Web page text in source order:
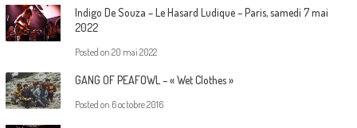
Indigo De Souza – Le Hasard Ludique – Paris, samedi 7 mai
2022
Posted on 20 mai 2022
GANG OF PEAFOWL – « Wet Clothes »
Posted on 6 octobre 2016